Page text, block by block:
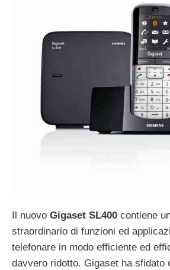
Il nuovo Gigaset SL400 contiene
straordinario di funzioni ed
telefonare in modo efficiente ed
davvero ridotto. Gigaset ha sfidato